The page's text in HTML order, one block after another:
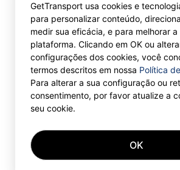
GetTransport usa cookies e
para personalizar conteúdo,
medir sua eficácia, e para melhorar
plataforma. Clicando em OK ou
configurações dos cookies, você
termos descritos em nossa Política
Para alterar a sua configuração ou
consentimento, por favor atualize a
seu cookie.
OK